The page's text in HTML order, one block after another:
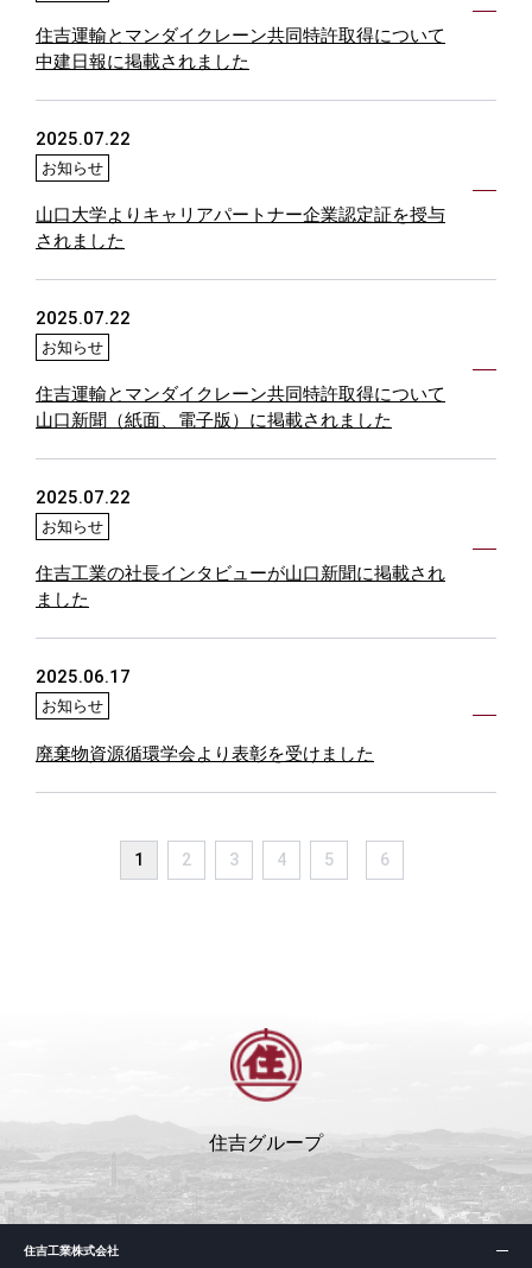
住吉運輸とマンダイクレーン共同特許取得について
中建日報に掲載されました
2025.07.22
お知らせ
山口大学よりキャリアパートナー企業認定証を授与
されました
2025.07.22
お知らせ
住吉運輸とマンダイクレーン共同特許取得について
山口新聞（紙面、電子版）に掲載されました
2025.07.22
お知らせ
住吉工業の社長インタビューが山口新聞に掲載され
ました
2025.06.17
お知らせ
廃棄物資源循環学会より表彰を受けました
1 2 3 4 5 6
住吉グループ
住吉工業株式会社